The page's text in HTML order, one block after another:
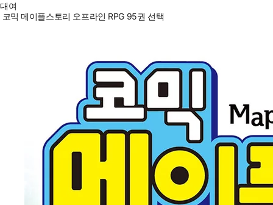
대여
코믹 메이플스토리 오프라인 RPG 95권 선택